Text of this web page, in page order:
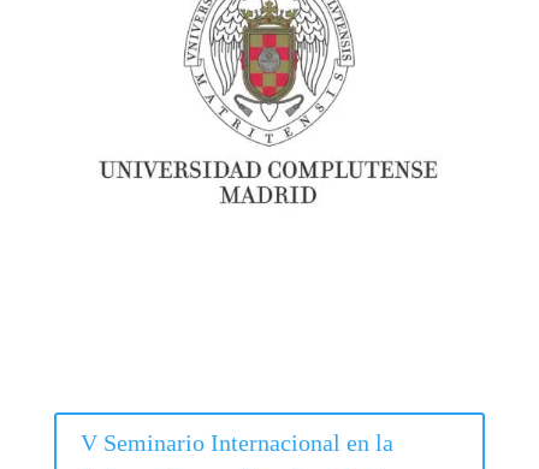
V Seminario Internacional en la